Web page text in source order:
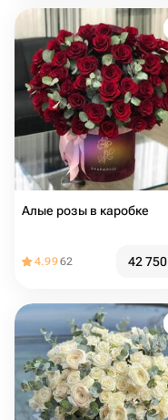
Алые розы в каробке
4.9962 42 750